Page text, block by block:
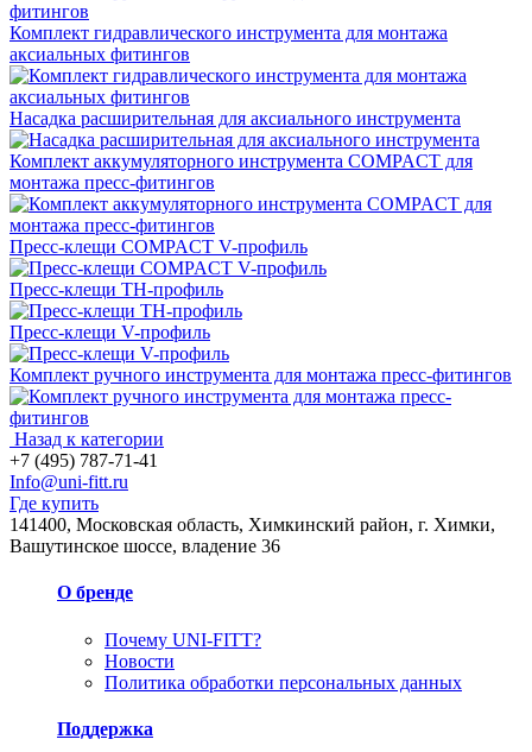
Комплект гидравлического инструмента для монтажа
аксиальных фитингов
Насадка расширительная для аксиального инструмента
Комплект аккумуляторного инструмента COMPACT для
монтажа пресс-фитингов
Пресс-клещи COMPACT V-профиль
Пресс-клещи TH-профиль
Пресс-клещи V-профиль
Комплект ручного инструмента для монтажа пресс-фитингов
Назад к категории
+7 (495) 787-71-41
Info@uni-fitt.ru
Где купить
141400, Московская область, Химкинский район, г. Химки,
Вашутинское шоссе, владение 36
О бренде
Почему UNI-FITT?
Новости
Политика обработки персональных данных
Поддержка